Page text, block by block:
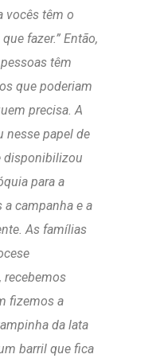
vocês têm o
fazer.” Então,
têm
que poderiam
precisa. A
nesse papel de
disponibilizou
para a
a campanha e a
As famílias
recebemos
fizemos a
da lata
barril que fica